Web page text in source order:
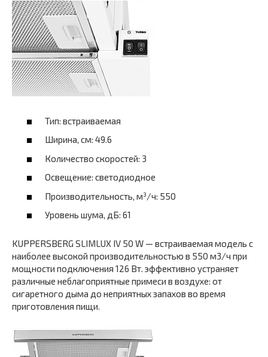
Тип: встраиваемая
Ширина, см: 49.6
Количество скоростей: 3
Освещение: светодиодное
Производительность, м³/ч: 550
Уровень шума, дБ: 61
KUPPERSBERG SLIMLUX IV 50 W — встраиваемая модель с
наиболее высокой производительностью в 550 м3/ч при
мощности подключения 126 Вт. эффективно устраняет
различные неблагоприятные примеси в воздухе: от
сигаретного дыма до неприятных запахов во время
приготовления пищи.